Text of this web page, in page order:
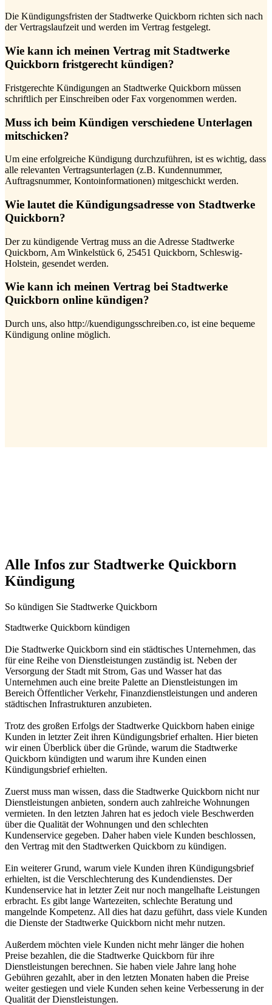
Die Kündigungsfristen der Stadtwerke Quickborn richten sich nach
der Vertragslaufzeit und werden im Vertrag festgelegt.
Wie kann ich meinen Vertrag mit Stadtwerke
Quickborn fristgerecht kündigen?
Fristgerechte Kündigungen an Stadtwerke Quickborn müssen
schriftlich per Einschreiben oder Fax vorgenommen werden.
Muss ich beim Kündigen verschiedene Unterlagen
mitschicken?
Um eine erfolgreiche Kündigung durchzuführen, ist es wichtig, dass
alle relevanten Vertragsunterlagen (z.B. Kundennummer,
Auftragsnummer, Kontoinformationen) mitgeschickt werden.
Wie lautet die Kündigungsadresse von Stadtwerke
Quickborn?
Der zu kündigende Vertrag muss an die Adresse Stadtwerke
Quickborn, Am Winkelstück 6, 25451 Quickborn, Schleswig-
Holstein, gesendet werden.
Wie kann ich meinen Vertrag bei Stadtwerke
Quickborn online kündigen?
Durch uns, also http://kuendigungsschreiben.co, ist eine bequeme
Kündigung online möglich.
Alle Infos zur Stadtwerke Quickborn
Kündigung
So kündigen Sie Stadtwerke Quickborn
Stadtwerke Quickborn kündigen
Die Stadtwerke Quickborn sind ein städtisches Unternehmen, das
für eine Reihe von Dienstleistungen zuständig ist. Neben der
Versorgung der Stadt mit Strom, Gas und Wasser hat das
Unternehmen auch eine breite Palette an Dienstleistungen im
Bereich Öffentlicher Verkehr, Finanzdienstleistungen und anderen
städtischen Infrastrukturen anzubieten.
Trotz des großen Erfolgs der Stadtwerke Quickborn haben einige
Kunden in letzter Zeit ihren Kündigungsbrief erhalten. Hier bieten
wir einen Überblick über die Gründe, warum die Stadtwerke
Quickborn kündigten und warum ihre Kunden einen
Kündigungsbrief erhielten.
Zuerst muss man wissen, dass die Stadtwerke Quickborn nicht nur
Dienstleistungen anbieten, sondern auch zahlreiche Wohnungen
vermieten. In den letzten Jahren hat es jedoch viele Beschwerden
über die Qualität der Wohnungen und den schlechten
Kundenservice gegeben. Daher haben viele Kunden beschlossen,
den Vertrag mit den Stadtwerken Quickborn zu kündigen.
Ein weiterer Grund, warum viele Kunden ihren Kündigungsbrief
erhielten, ist die Verschlechterung des Kundendienstes. Der
Kundenservice hat in letzter Zeit nur noch mangelhafte Leistungen
erbracht. Es gibt lange Wartezeiten, schlechte Beratung und
mangelnde Kompetenz. All dies hat dazu geführt, dass viele Kunden
die Dienste der Stadtwerke Quickborn nicht mehr nutzen.
Außerdem möchten viele Kunden nicht mehr länger die hohen
Preise bezahlen, die die Stadtwerke Quickborn für ihre
Dienstleistungen berechnen. Sie haben viele Jahre lang hohe
Gebühren gezahlt, aber in den letzten Monaten haben die Preise
weiter gestiegen und viele Kunden sehen keine Verbesserung in der
Qualität der Dienstleistungen.